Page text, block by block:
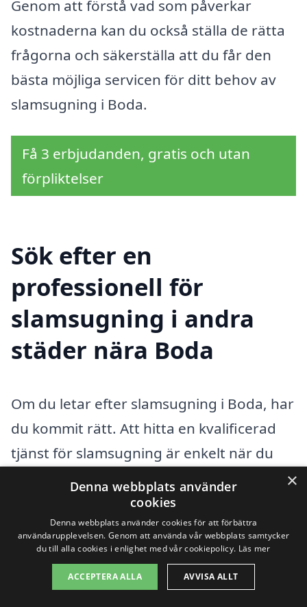
Genom att förstå vad som påverkar
kostnaderna kan du också ställa de rätta
frågorna och säkerställa att du får den
bästa möjliga servicen för ditt behov av
slamsugning i Boda.
Få 3 erbjudanden, gratis och utan
förpliktelser
Sök efter en
professionell för
slamsugning i andra
städer nära Boda
Om du letar efter slamsugning i Boda, har
du kommit rätt. Att hitta en kvalificerad
tjänst för slamsugning är enkelt när du
använder vår plattform. Här kan du
jämföra priser och tjänster från olika
företag i närområdet, vilket säkerställer
att du får det bästa erbjudandet som
passar dina behov. Slamsugning är en
×
Denna webbplats använder
cookies
Denna webbplats använder cookies för att förbättra
användarupplevelsen. Genom att använda vår webbplats samtycker
du till alla cookies i enlighet med vår cookiepolicy. Läs mer
ACCEPTERA ALLA AVVISA ALLT